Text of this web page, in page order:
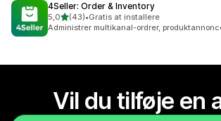
4Seller: Order & Inventory
5,0ud af 5 stjerner
(43)
43 anmeldelser i alt
•Gratis at installere
Administrer multikanal-ordrer,
Vil du tilføje en